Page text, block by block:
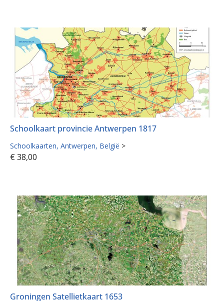
Schoolkaart provincie Antwerpen 1817
Schoolkaarten Antwerpen België >
€ 38,00
Groningen Satellietkaart 1653